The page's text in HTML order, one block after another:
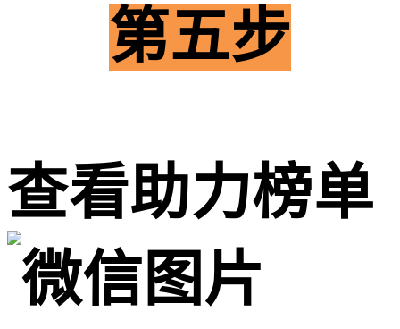
第五步
查看助力榜单